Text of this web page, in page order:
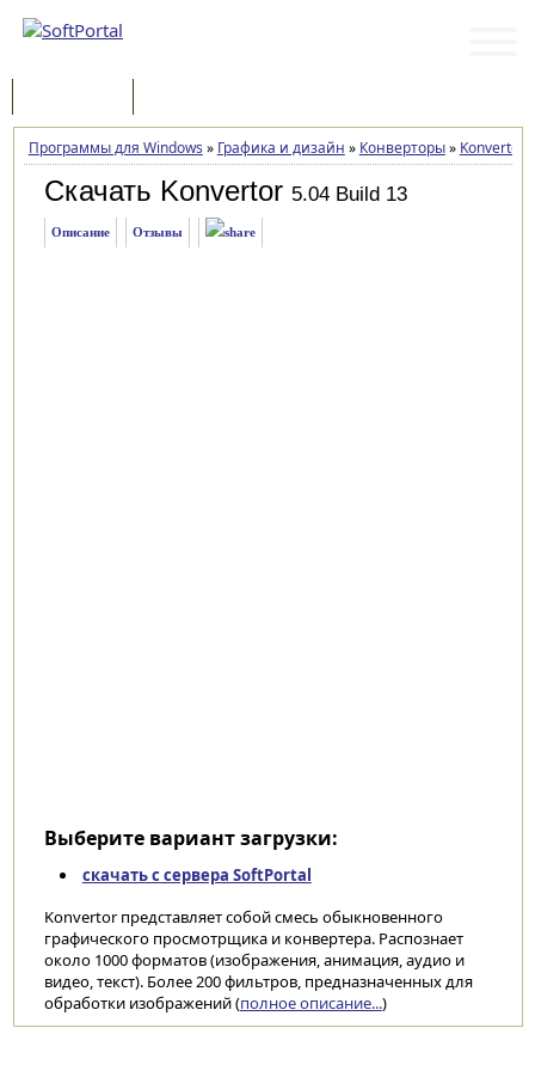
Программы для Windows » Графика и дизайн » Конверторы» Konvertor
Скачать Konvertor 5.04 Build 13
Описание Отзывы
Выберите вариант загрузки:
скачать с сервера SoftPortal
Konvertor представляет собой смесь обыкновенного
графического просмотрщика и конвертера. Распознает
около 1000 форматов (изображения, анимация, аудио и
видео, текст). Более 200 фильтров, предназначенных для
обработки изображений (полное описание...)